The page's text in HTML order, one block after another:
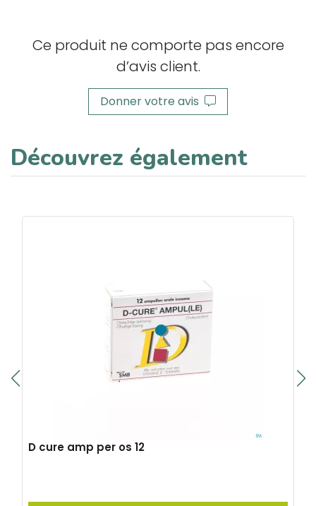
Ce produit ne comporte pas encore
d’avis client.
Donner votre avis
Découvrez également
D cure amp per os 12